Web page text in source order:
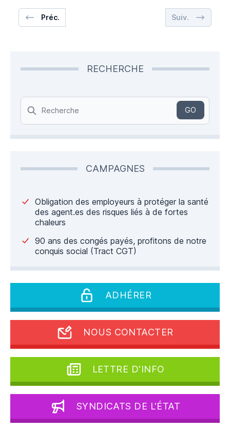
Préc. Suiv.
RECHERCHE
Search
GO
CAMPAGNES
Obligation des employeurs à protéger la santé
des agent.es des risques liés à de fortes
chaleurs
90 ans des congés payés, profitons de notre
conquis social (Tract CGT)
ADHÉRER
NOUS CONTACTER
LETTRE D'INFO
SYNDICATS DE L'ÉTAT